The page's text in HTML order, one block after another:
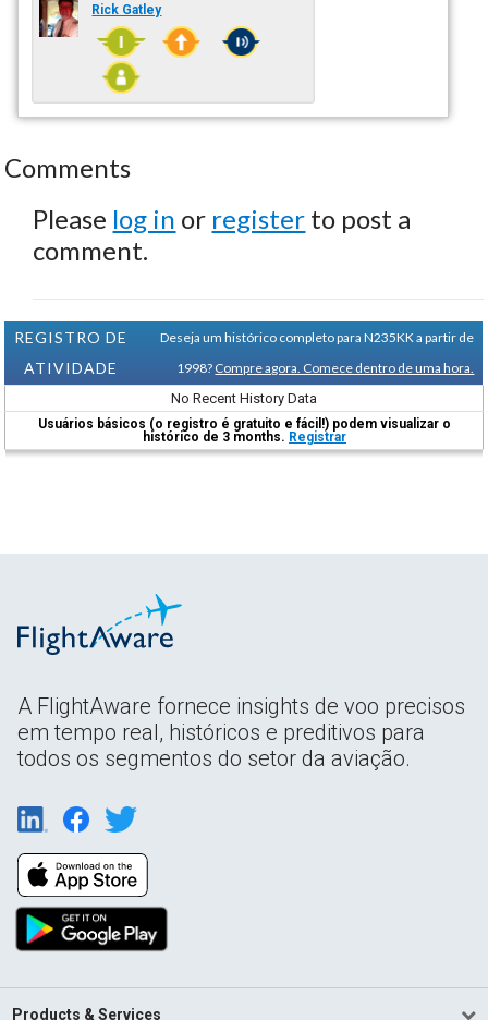
Rick Gatley
Comments
Please log in or register to post a
comment.
REGISTRO DE
ATIVIDADE
Deseja um histórico completo para N235KK a partir de
1998? Compre agora. Comece dentro de uma hora.
No Recent History Data
Usuários básicos (o registro é gratuito e fácil!) podem visualizar o
histórico de 3 months. Registrar
A FlightAware fornece insights de voo precisos
em tempo real, históricos e preditivos para
todos os segmentos do setor da aviação.
Products & Services